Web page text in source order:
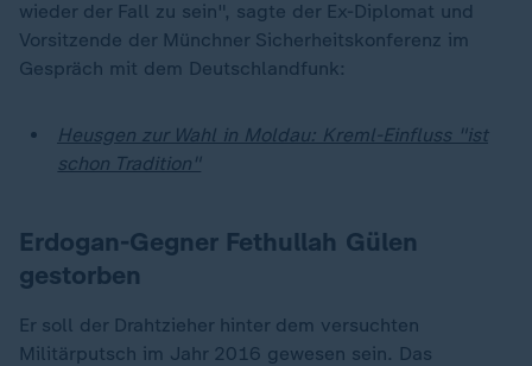
wieder der Fall zu sein", sagte der Ex-Diplomat und
Vorsitzende der Münchner Sicherheitskonferenz im
Gespräch mit dem Deutschlandfunk:
Heusgen zur Wahl in Moldau: Kreml-Einfluss "ist
schon Tradition"
Erdogan-Gegner Fethullah Gülen
gestorben
Er soll der Drahtzieher hinter dem versuchten
Militärputsch im Jahr 2016 gewesen sein. Das